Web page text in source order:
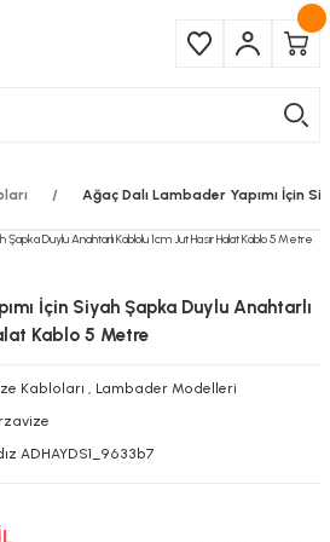
Ağaç Dalı Lambader Yapımı İçin
İçin Siyah Şapka Duylu Anahtarlı
Kablo 5 Metre
Kabloları , Lambader Modelleri
ADHAYDS1_9633b7